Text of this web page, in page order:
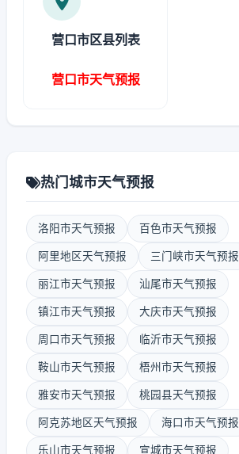
营口市区县列表
营口市天气预报
热门城市天气预报
洛阳市天气预报 百色市天气预报
阿里地区天气预报 三门峡市天气预报
丽江市天气预报 汕尾市天气预报
镇江市天气预报 大庆市天气预报
周口市天气预报 临沂市天气预报
鞍山市天气预报 梧州市天气预报
雅安市天气预报 桃园县天气预报
阿克苏地区天气预报 海口市天气预报
乐山市天气预报 宣城市天气预报